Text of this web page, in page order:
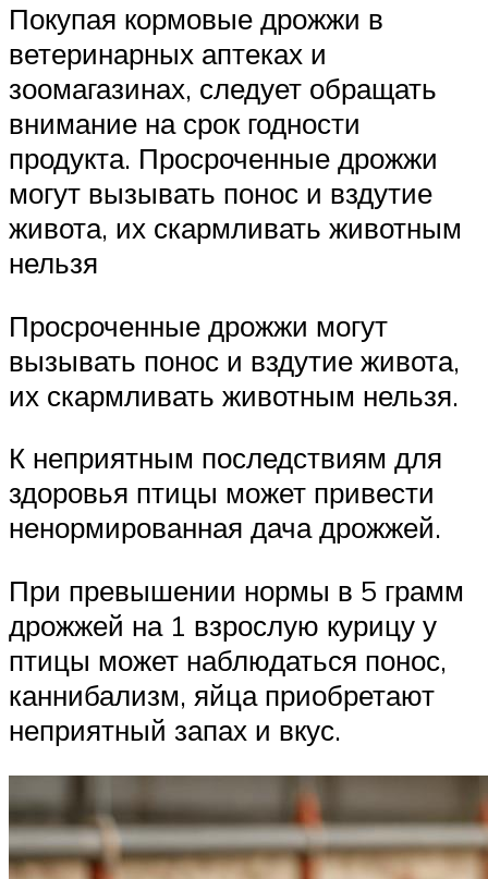
Покупая кормовые дрожжи в
ветеринарных аптеках и
зоомагазинах, следует обращать
внимание на срок годности
продукта. Просроченные дрожжи
могут вызывать понос и вздутие
живота, их скармливать животным
нельзя
Просроченные дрожжи могут
вызывать понос и вздутие живота,
их скармливать животным нельзя.
К неприятным последствиям для
здоровья птицы может привести
ненормированная дача дрожжей.
При превышении нормы в 5 грамм
дрожжей на 1 взрослую курицу у
птицы может наблюдаться понос,
каннибализм, яйца приобретают
неприятный запах и вкус.